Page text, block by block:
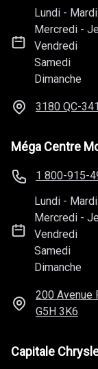
Lundi - Mardi
Mercredi -
Vendredi
Samedi
Dimanche
3180 QC-
Méga Centre
1 800-915-
Lundi - Mardi
Mercredi -
Vendredi
Samedi
Dimanche
200 Avenue
G5H 3K6
Capitale